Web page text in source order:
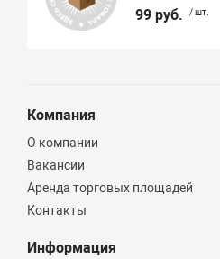
99 руб. / шт.
Компания
О компании
Вакансии
Аренда торговых площадей
Контакты
Информация